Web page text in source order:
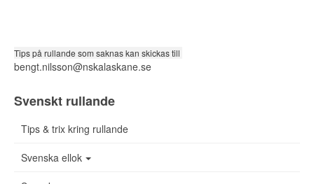
Tips på rullande som saknas kan skickas till
bengt.nilsson@nskalaskane.se
Svenskt rullande
Tips & trix kring rullande
Svenska ellok